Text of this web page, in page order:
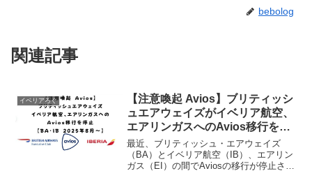
bebolog
関連記事
イベリアろぐ
【注意喚起 Avios】ブリティッシ
ュエアウェイズがイベリア航空、
エアリンガスへのAvios移行を停
止【BA・IB 2025年8月〜】
最近、ブリティッシュ・エアウェイズ
（BA）とイベリア航空（IB）、エアリン
ガス（EI）の間でAviosの移行が停止され